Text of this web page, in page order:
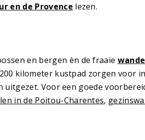
en de Provence lezen.
en bergen èn de fraaie
kilometer kustpad zorgen
uitgezet. Voor een goede
in de Poitou-Charentes,